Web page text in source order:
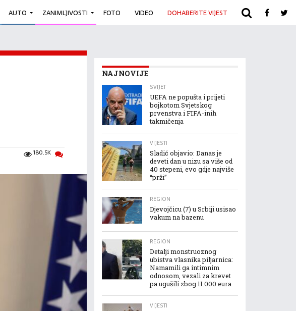
AUTO ZANIMLJIVOSTI FOTO VIDEO DOHABERITE VIJEST ARHIVA
180.5K
NAJNOVIJE
SVIJET
UEFA ne popušta i prijeti
bojkotom Svjetskog
prvenstva i FIFA-inih
takmičenja
VIJESTI
Sladić objavio: Danas je
deveti dan u nizu sa više od
40 stepeni, evo gdje najviše
“prži”
REGION
Djevojčicu (7) u Srbiji usisao
vakum na bazenu
REGION
Detalji monstruoznog
ubistva vlasnika piljarnica:
Namamili ga intimnim
odnosom, vezali za krevet
pa ugušili zbog 11.000 eura
VIJESTI